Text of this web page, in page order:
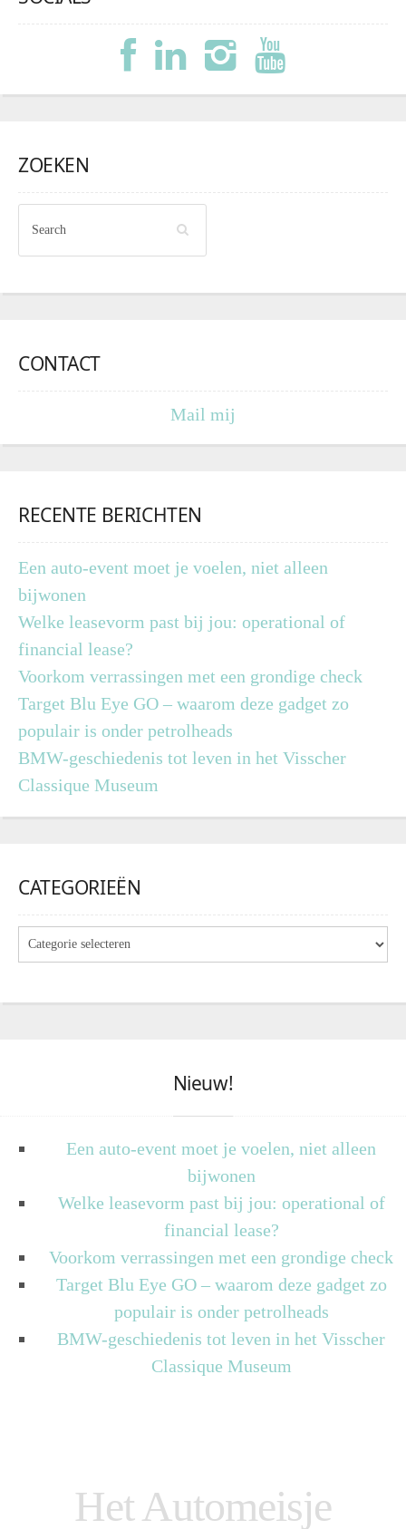
ZOEKEN
CONTACT
Mail mij
RECENTE BERICHTEN
Een auto-event moet je voelen, niet alleen
bijwonen
Welke leasevorm past bij jou: operational of
financial lease?
Voorkom verrassingen met een grondige check
Target Blu Eye GO – waarom deze gadget zo
populair is onder petrolheads
BMW-geschiedenis tot leven in het Visscher
Classique Museum
CATEGORIEËN
Nieuw!
Een auto-event moet je voelen, niet alleen
bijwonen
Welke leasevorm past bij jou: operational of
financial lease?
Voorkom verrassingen met een grondige check
Target Blu Eye GO – waarom deze gadget zo
populair is onder petrolheads
BMW-geschiedenis tot leven in het Visscher
Classique Museum
Het Automeisje